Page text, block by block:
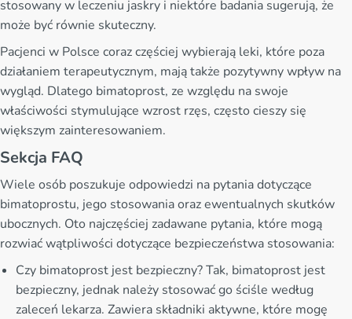
stosowany w leczeniu jaskry i niektóre badania sugerują, że
może być równie skuteczny.
Pacjenci w Polsce coraz częściej wybierają leki, które poza
działaniem terapeutycznym, mają także pozytywny wpływ na
wygląd. Dlatego bimatoprost, ze względu na swoje
właściwości stymulujące wzrost rzęs, często cieszy się
większym zainteresowaniem.
Sekcja FAQ
Wiele osób poszukuje odpowiedzi na pytania dotyczące
bimatoprostu, jego stosowania oraz ewentualnych skutków
ubocznych. Oto najczęściej zadawane pytania, które mogą
rozwiać wątpliwości dotyczące bezpieczeństwa stosowania:
Czy bimatoprost jest bezpieczny? Tak, bimatoprost jest
bezpieczny, jednak należy stosować go ściśle według
zaleceń lekarza. Zawiera składniki aktywne, które mogę